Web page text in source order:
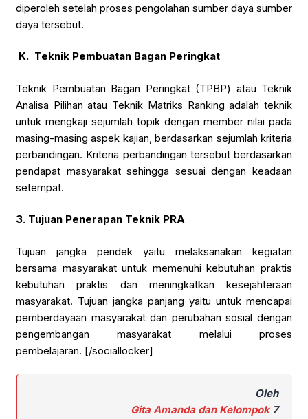
diperoleh setelah proses pengolahan sumber daya sumber
daya tersebut.
K. Teknik Pembuatan Bagan Peringkat
Teknik Pembuatan Bagan Peringkat (TPBP) atau Teknik
Analisa Pilihan atau Teknik Matriks Ranking adalah teknik
untuk mengkaji sejumlah topik dengan member nilai pada
masing-masing aspek kajian, berdasarkan sejumlah kriteria
perbandingan. Kriteria perbandingan tersebut berdasarkan
pendapat masyarakat sehingga sesuai dengan keadaan
setempat.
3. Tujuan Penerapan Teknik PRA
Tujuan jangka pendek yaitu melaksanakan kegiatan
bersama masyarakat untuk memenuhi kebutuhan praktis
kebutuhan praktis dan meningkatkan kesejahteraan
masyarakat. Tujuan jangka panjang yaitu untuk mencapai
pemberdayaan masyarakat dan perubahan sosial dengan
pengembangan masyarakat melalui proses
pembelajaran. [/sociallocker]
Oleh
Gita Amanda dan Kelompok 7